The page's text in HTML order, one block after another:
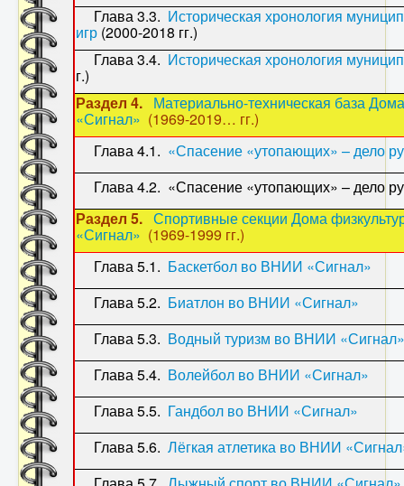
Глава 3.3. Историческая хронология
игр (2000-2018 гг.)
Глава 3.4. Историческая хронология
г.)
Раздел 4. Материально-техническая база
«Сигнал» (1969-2019… гг.)
Глава 4.1. «Спасение «утопающих» – дело
Глава 4.2. «Спасение «утопающих» – дело
Раздел 5. Спортивные секции Дома
«Сигнал» (1969-1999 гг.)
Глава 5.1. Баскетбол во ВНИИ «Сигнал»
Глава 5.2. Биатлон во ВНИИ «Сигнал»
Глава 5.3. Водный туризм во ВНИИ «Сигнал»
Глава 5.4. Волейбол во ВНИИ «Сигнал»
Глава 5.5. Гандбол во ВНИИ «Сигнал»
Глава 5.6. Лёгкая атлетика во ВНИИ